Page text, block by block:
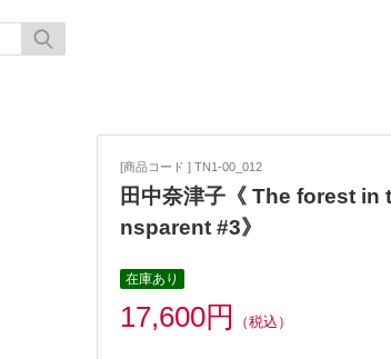
[商品コード ] TN1-00_012
田中奈津子《 The forest
nsparent #3》
在庫あり
17,600円 （税込）